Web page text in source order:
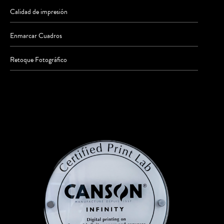
Calidad de impresión
Enmarcar Cuadros
Retoque Fotográfico